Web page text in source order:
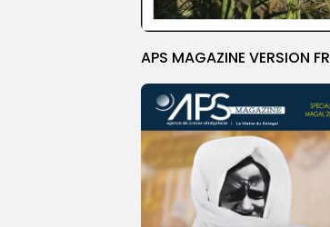
APS MAGAZINE VERSION FR